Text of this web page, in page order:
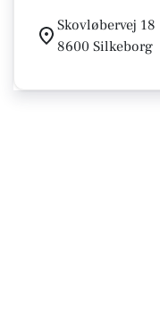
Skovløbervej 18
8600 Silkeborg